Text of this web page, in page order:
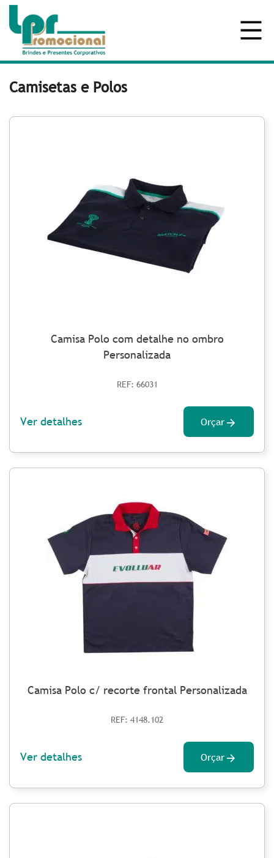
Camisetas e Polos
Camisa Polo com detalhe no ombro
Personalizada
REF: 66031
Ver detalhes Orçar
Camisa Polo c/ recorte frontal Personalizada
REF: 4148.102
Ver detalhes Orçar